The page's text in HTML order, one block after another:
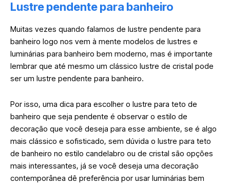
Lustre pendente para banheiro
Muitas vezes quando falamos de lustre pendente para
banheiro logo nos vem à mente modelos de lustres e
luminárias para banheiro bem moderno, mas é importante
lembrar que até mesmo um clássico lustre de cristal pode
ser um lustre pendente para banheiro.
Por isso, uma dica para escolher o lustre para teto de
banheiro que seja pendente é observar o estilo de
decoração que você deseja para esse ambiente, se é algo
mais clássico e sofisticado, sem dúvida o lustre para teto
de banheiro no estilo candelabro ou de cristal são opções
mais interessantes, já se você deseja uma decoração
contemporânea dê preferência por usar luminárias bem